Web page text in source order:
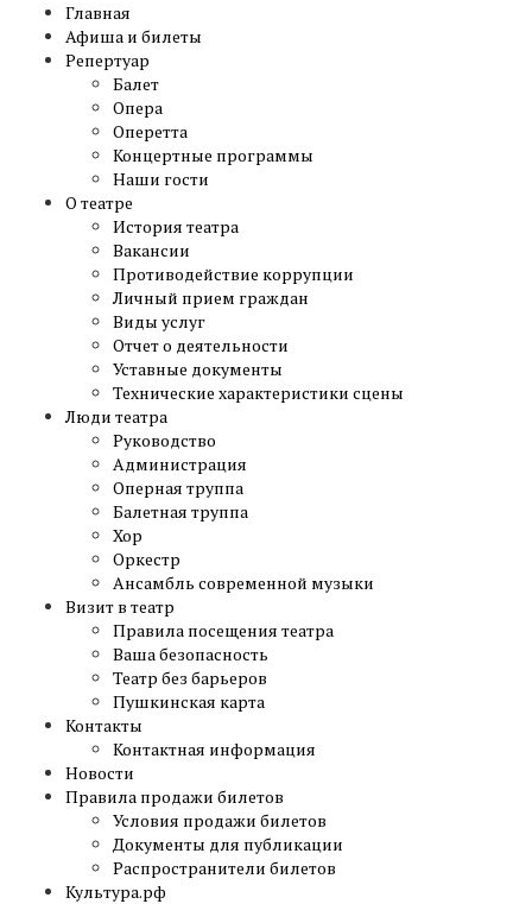
Главная
Афиша и билеты
Репертуар
Балет
Опера
Оперетта
Концертные программы
Наши гости
О театре
История театра
Вакансии
Противодействие коррупции
Личный прием граждан
Виды услуг
Отчет о деятельности
Уставные документы
Технические характеристики сцены
Люди театра
Руководство
Администрация
Оперная труппа
Балетная труппа
Хор
Оркестр
Ансамбль современной музыки
Визит в театр
Правила посещения театра
Ваша безопасность
Театр без барьеров
Пушкинская карта
Контакты
Контактная информация
Новости
Правила продажи билетов
Условия продажи билетов
Документы для публикации
Распространители билетов
Культура.рф